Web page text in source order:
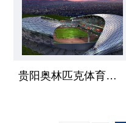
贵阳奥林匹克体育中心